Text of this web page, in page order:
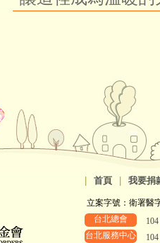
首頁 我要捐
立案字號：衛署醫
台北總會
台北服務中心